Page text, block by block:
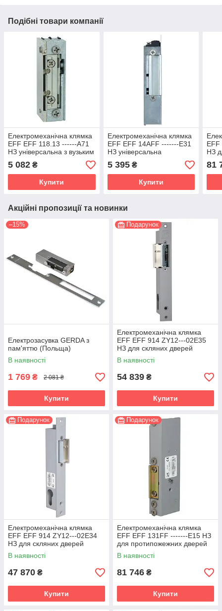
Подібні товари компанії
Електромеханічна клямка
EFF EFF 118.13 ------A71
НЗ універсальна з вузьким
5 082 ₴
Купити
Електромеханічна клямка
EFF EFF 14AFF -------E31
НЗ універсальна
5 395₴
Купити
НЗ
81
Акційні пропозиції та новинки
–15%
Електрозасувка GERDA з
пам'яттю (Польща)
В наявності
1 769 ₴ 2 081 ₴
Купити
Подарунок
Електромеханічна клямка
EFF EFF 914 ZY12---02E35
НЗ для скляних дверей
В наявності
54 839 ₴
Купити
Подарунок
Електромеханічна клямка
EFF EFF 914 ZY12---02E34
НЗ для скляних дверей
В наявності
47 870 ₴
Купити
Подарунок
Електромеханічна клямка
EFF EFF 131FF -------E15 НЗ
для протипожежних дверей
В наявності
81 746 ₴
Купити